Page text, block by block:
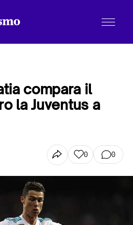
compara il
la Juventus a
0 0